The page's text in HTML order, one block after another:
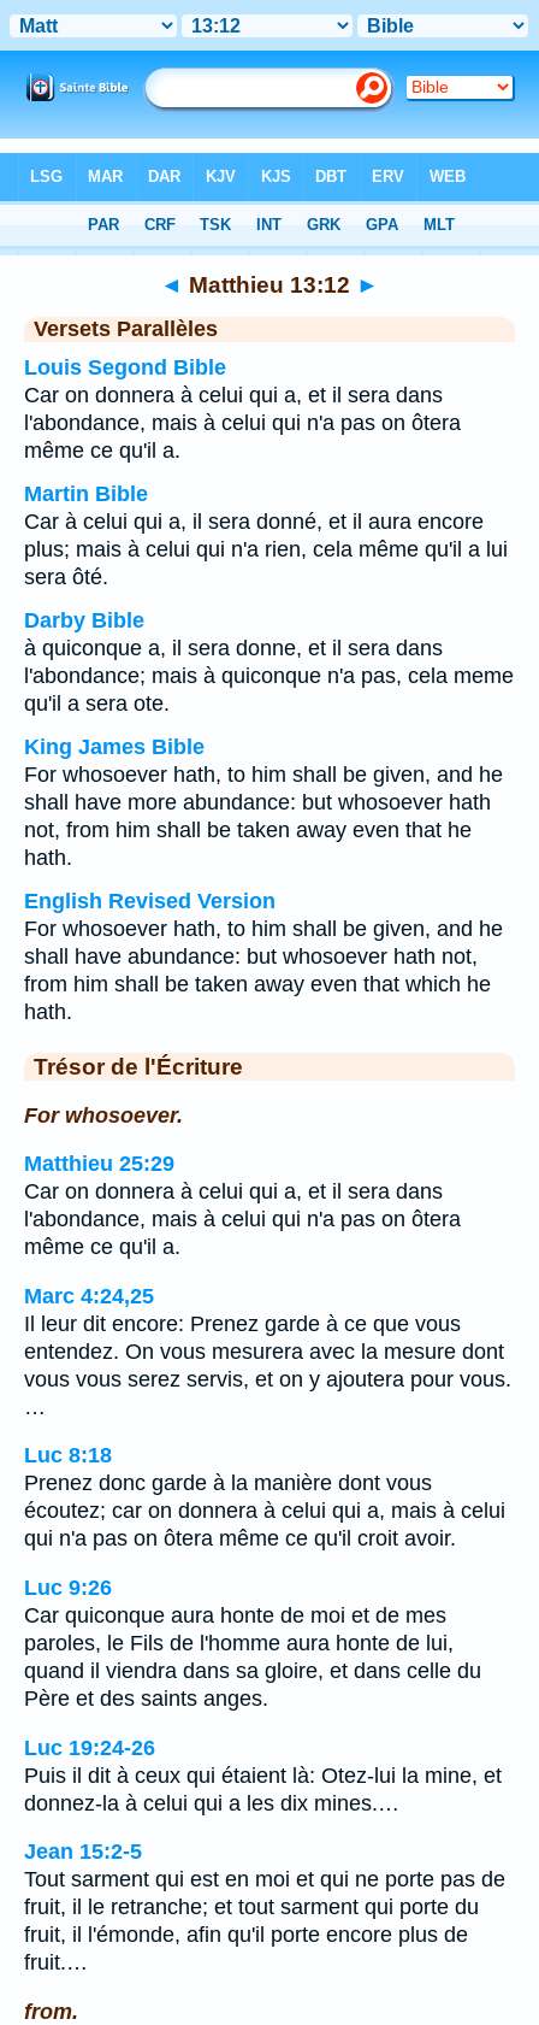
Chapitre 13> Verset 12
◄ Matthieu 13:12 ►
Versets Parallèles
Louis Segond Bible
Car on donnera à celui qui a, et il sera dans
l'abondance, mais à celui qui n'a pas on ôtera
même ce qu'il a.
Martin Bible
Car à celui qui a, il sera donné, et il aura encore
plus; mais à celui qui n'a rien, cela même qu'il a lui
sera ôté.
Darby Bible
à quiconque a, il sera donne, et il sera dans
l'abondance; mais à quiconque n'a pas, cela meme
qu'il a sera ote.
King James Bible
For whosoever hath, to him shall be given, and he
shall have more abundance: but whosoever hath
not, from him shall be taken away even that he
hath.
English Revised Version
For whosoever hath, to him shall be given, and he
shall have abundance: but whosoever hath not,
from him shall be taken away even that which he
hath.
Trésor de l'Écriture
For whosoever.
Matthieu 25:29
Car on donnera à celui qui a, et il sera dans
l'abondance, mais à celui qui n'a pas on ôtera
même ce qu'il a.
Marc 4:24,25
Il leur dit encore: Prenez garde à ce que vous
entendez. On vous mesurera avec la mesure dont
vous vous serez servis, et on y ajoutera pour vous.
…
Luc 8:18
Prenez donc garde à la manière dont vous
écoutez; car on donnera à celui qui a, mais à celui
qui n'a pas on ôtera même ce qu'il croit avoir.
Luc 9:26
Car quiconque aura honte de moi et de mes
paroles, le Fils de l'homme aura honte de lui,
quand il viendra dans sa gloire, et dans celle du
Père et des saints anges.
Luc 19:24-26
Puis il dit à ceux qui étaient là: Otez-lui la mine, et
donnez-la à celui qui a les dix mines.…
Jean 15:2-5
Tout sarment qui est en moi et qui ne porte pas de
fruit, il le retranche; et tout sarment qui porte du
fruit, il l'émonde, afin qu'il porte encore plus de
fruit.…
from.